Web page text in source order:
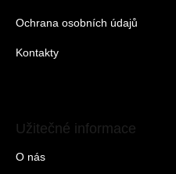
Ochrana osobních údajů
Kontakty
Užitečné informace
O nás